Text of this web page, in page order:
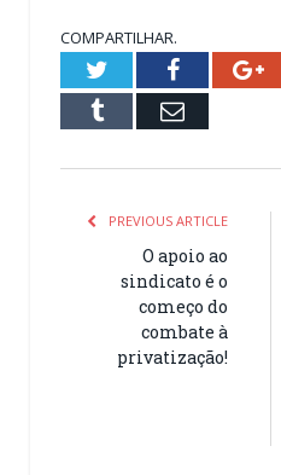
COMPARTILHAR.
TwitterFacebook
Tumblr Email
PREVIOUS ARTICLE
O apoio ao
sindicato é o
começo do
combate à
privatização!